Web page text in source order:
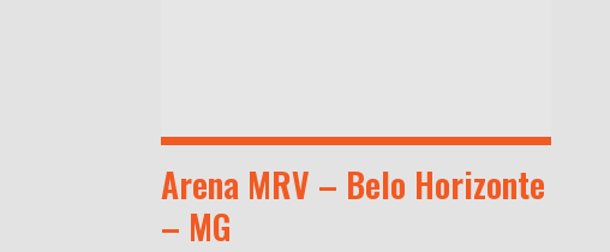
Arena MRV – Belo Horizonte
– MG